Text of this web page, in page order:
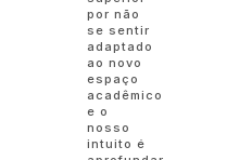
por não
se sentir
adaptado
ao novo
espaço
acadêmico
e o
nosso
intuito é